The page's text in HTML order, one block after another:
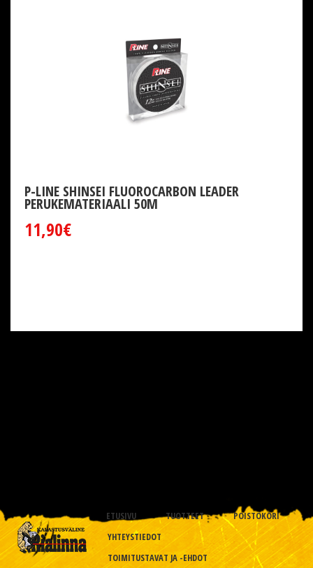
P-LINE SHINSEI FLUOROCARBON LEADER
PERUKEMATERIAALI 50M
11,90€
ETUSIVU TUOTTEET
POISTOKORI
YHTEYSTIEDOT
TOIMITUSTAVAT JA -EHDOT